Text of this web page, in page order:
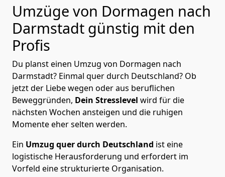
Umzüge von Dormagen nach
Darmstadt günstig mit den
Profis
Du planst einen Umzug von Dormagen nach
Darmstadt? Einmal quer durch Deutschland? Ob
jetzt der Liebe wegen oder aus beruflichen
Beweggründen, Dein Stresslevel wird für die
nächsten Wochen ansteigen und die ruhigen
Momente eher selten werden.
Ein Umzug quer durch Deutschland ist eine
logistische Herausforderung und erfordert im
Vorfeld eine strukturierte Organisation.